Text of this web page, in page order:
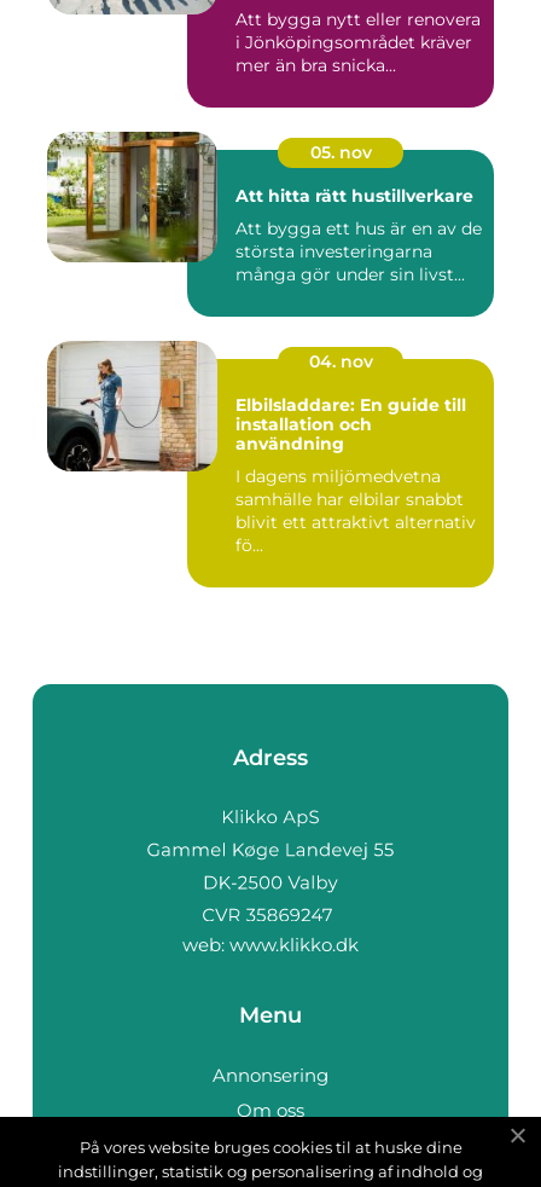
Att bygga nytt eller renovera
i Jönköpingsområdet kräver
mer än bra snicka...
05. nov
Att hitta rätt hustillverkare
Att bygga ett hus är en av de
största investeringarna
många gör under sin livst...
04. nov
Elbilsladdare: En guide till
installation och
användning
I dagens miljömedvetna
samhälle har elbilar snabbt
blivit ett attraktivt alternativ
fö...
Adress
web: www.klikko.dk
Menu
Annonsering
Om oss
Cookies
Kontakta oss
På vores website bruges cookies til at huske dine
indstillinger, statistik og personalisering af indhold og